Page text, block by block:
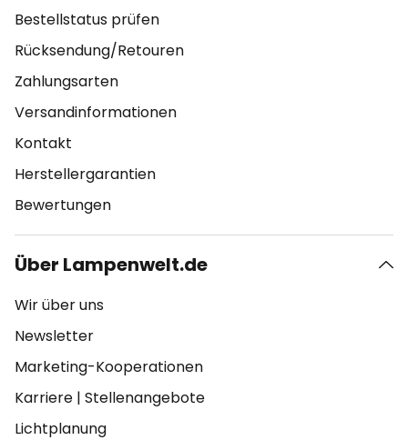
Bestellstatus prüfen
Rücksendung/Retouren
Zahlungsarten
Versandinformationen
Kontakt
Herstellergarantien
Bewertungen
Über Lampenwelt.de
Wir über uns
Newsletter
Marketing-Kooperationen
Karriere | Stellenangebote
Lichtplanung